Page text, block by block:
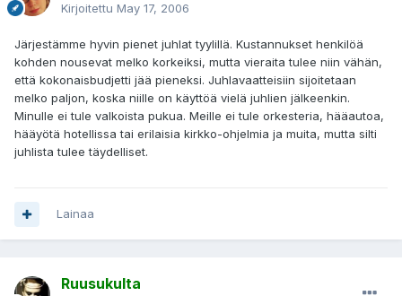
Kirjoitettu May 17, 2006
Järjestämme hyvin pienet juhlat tyylillä. Kustannukset henkilöä
kohden nousevat melko korkeiksi, mutta vieraita tulee niin vähän,
että kokonaisbudjetti jää pieneksi. Juhlavaatteisiin sijoitetaan
melko paljon, koska niille on käyttöä vielä juhlien jälkeenkin.
Minulle ei tule valkoista pukua. Meille ei tule orkesteria, hääautoa,
hääyötä hotellissa tai erilaisia kirkko-ohjelmia ja muita, mutta silti
juhlista tulee täydelliset.
Lainaa
Ruusukulta